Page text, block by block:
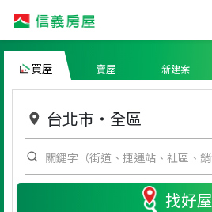
買屋 賣屋 新建案
台北市 ・ 全區
找好屋